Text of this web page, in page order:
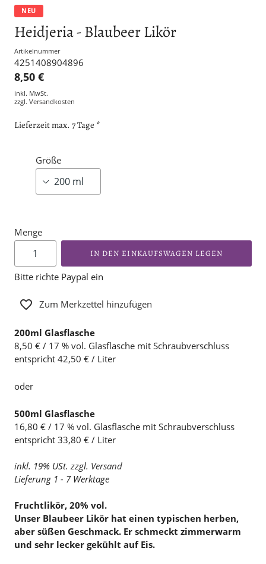
NEU
Heidjeria - Blaubeer Likör
Artikelnummer
4251408904896
8,50 €
inkl. MwSt.
zzgl. Versandkosten
Lieferzeit max. 7 Tage *
Größe
Menge
IN DEN EINKAUFSWAGEN LEGEN
Bitte richte Paypal ein
Zum Merkzettel hinzufügen
200ml Glasflasche
8,50 € / 17 % vol. Glasflasche mit Schraubverschluss
entspricht 42,50 € / Liter
oder
500ml Glasflasche
16,80 € / 17 % vol. Glasflasche mit Schraubverschluss
entspricht 33,80 € / Liter
inkl. 19% USt. zzgl. Versand
Lieferung 1 - 7 Werktage
Fruchtlikör, 20% vol.
Unser Blaubeer Likör hat einen typischen herben,
aber süßen Geschmack. Er schmeckt zimmerwarm
und sehr lecker gekühlt auf Eis.